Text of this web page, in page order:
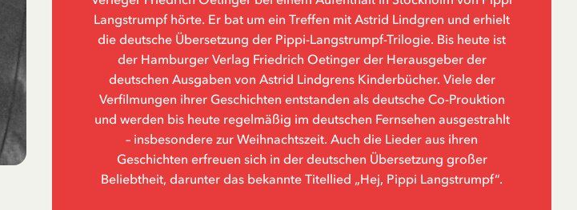
Langstrumpf hörte. Er bat um ein Treffen mit Astrid Lindgren und erhielt
die deutsche Übersetzung der Pippi-Langstrumpf-Trilogie. Bis heute ist
der Hamburger Verlag Friedrich Oetinger der Herausgeber der
deutschen Ausgaben von Astrid Lindgrens Kinderbücher. Viele der
Verfilmungen ihrer Geschichten entstanden als deutsche Co-Prouktion
und werden bis heute regelmäßig im deutschen Fernsehen ausgestrahlt
– insbesondere zur Weihnachtszeit. Auch die Lieder aus ihren
Geschichten erfreuen sich in der deutschen Übersetzung großer
Beliebtheit, darunter das bekannte Titellied „Hej, Pippi Langstrumpf“.